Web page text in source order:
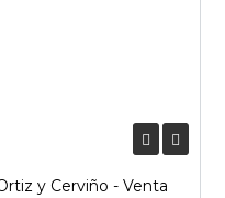
y Cerviño - Venta